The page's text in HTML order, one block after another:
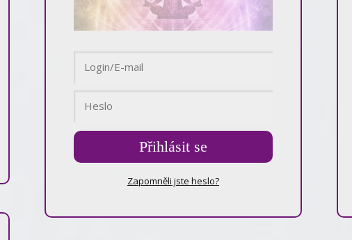
Přihlásit se
Zapomněli jste heslo?